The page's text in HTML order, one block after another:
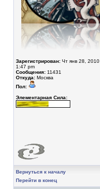
Зарегистрирован: Чт янв 28, 2010
1:47 pm
Сообщения: 11431
Откуда: Москва
Пол:
Элементарная Сила:
Вернуться к началу
Перейти в конец